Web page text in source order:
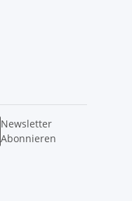
Newsletter
Abonnieren